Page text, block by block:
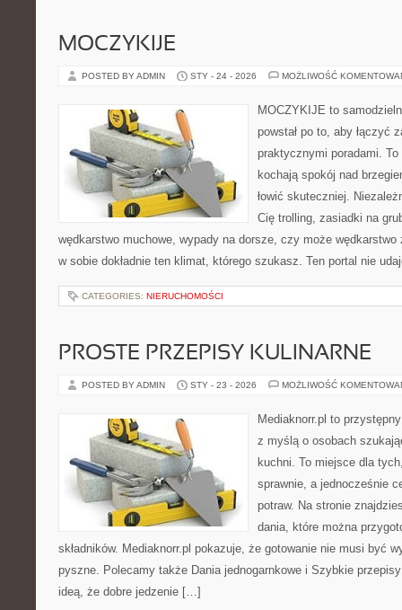
MOCZYKIJE
POSTED BY ADMIN STY - 24 - 2026 MOŻLIWOŚĆ
MOCZYKIJE to
powstał po to, aby łączyć
praktycznymi poradami.
kochają spokój nad
łowić skuteczniej.
Cię trolling, zasiadki na
wędkarstwo muchowe, wypady na dorsze, czy może
w sobie dokładnie ten klimat, którego szukasz. Ten portal nie
CATEGORIES: NIERUCHOMOŚCI
PROSTE PRZEPISY KULINARNE
POSTED BY ADMIN STY - 23 - 2026 MOŻLIWOŚĆ
Mediaknorr.pl to
z myślą o osobach
kuchni. To miejsce dla
sprawnie, a jednocześnie
potraw. Na stronie
dania, które można
składników. Mediaknorr.pl pokazuje, że gotowanie nie musi być
pyszne. Polecamy także Dania jednogarnkowe i Szybkie
ideą, że dobre jedzenie […]